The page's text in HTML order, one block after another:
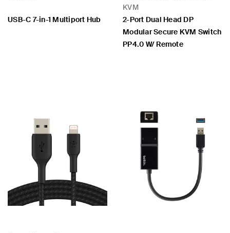
USB-C 7-in-1 Multiport Hub
KVM
2-Port Dual Head DP
Modular Secure KVM Switch
PP4.0 W/ Remote